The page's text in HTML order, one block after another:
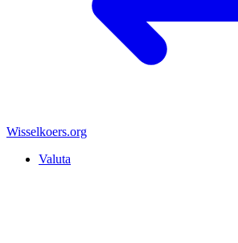
Wisselkoers.org
Valuta